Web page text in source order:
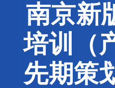
南京新
培训（
先期策